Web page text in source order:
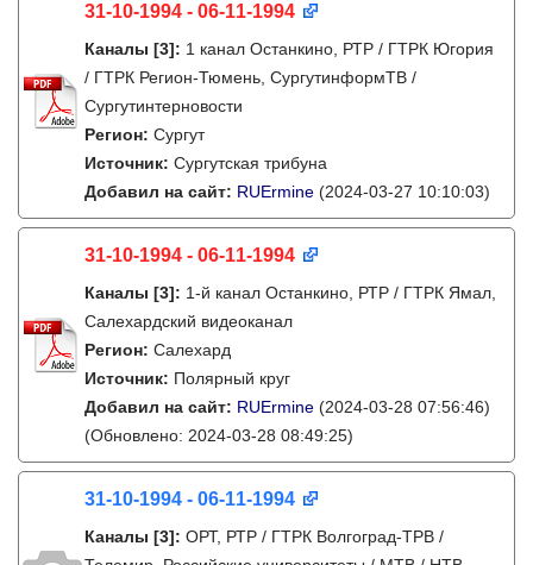
31-10-1994 - 06-11-1994
Каналы [3]: 1 канал Останкино, РТР / ГТРК Югория
/ ГТРК Регион-Тюмень, СургутинформТВ /
Сургутинтерновости
Регион: Сургут
Источник: Сургутская трибуна
Добавил на сайт: RUErmine (2024-03-27 10:10:03)
31-10-1994 - 06-11-1994
Каналы [3]: 1-й канал Останкино, РТР / ГТРК Ямал,
Салехардский видеоканал
Регион: Салехард
Источник: Полярный круг
Добавил на сайт: RUErmine (2024-03-28 07:56:46)
(Обновлено: 2024-03-28 08:49:25)
31-10-1994 - 06-11-1994
Каналы [3]: ОРТ, РТР / ГТРК Волгоград-ТРВ /